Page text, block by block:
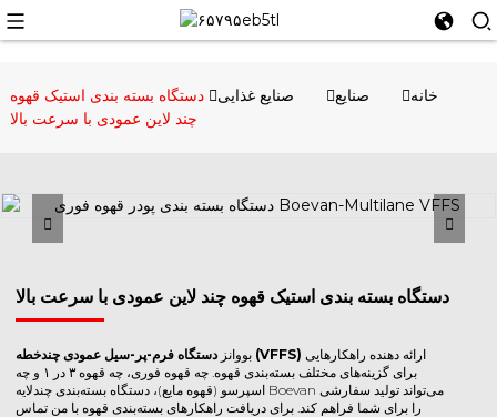
خانه صنایع صنایع غذایی
دستگاه بسته بندی استیک قهوه
چند لاین عمودی با سرعت بالا
دستگاه بسته بندی استیک قهوه چند لاین عمودی با سرعت بالا
بووانز دستگاه فرم-پر-سیل عمودی چندخطه (VFFS)
برای گزینه‌های مختلف بسته‌بندی قهوه. چه قهوه فوری، چه قهوه ۳ در ۱ و چه
اسپرسو (قهوه مایع)، دستگاه بسته‌بندی چندلایه Boevan می‌تواند تولید سفارشی
را برای شما فراهم کند. برای دریافت راهکارهای بسته‌بندی قهوه با من تماس